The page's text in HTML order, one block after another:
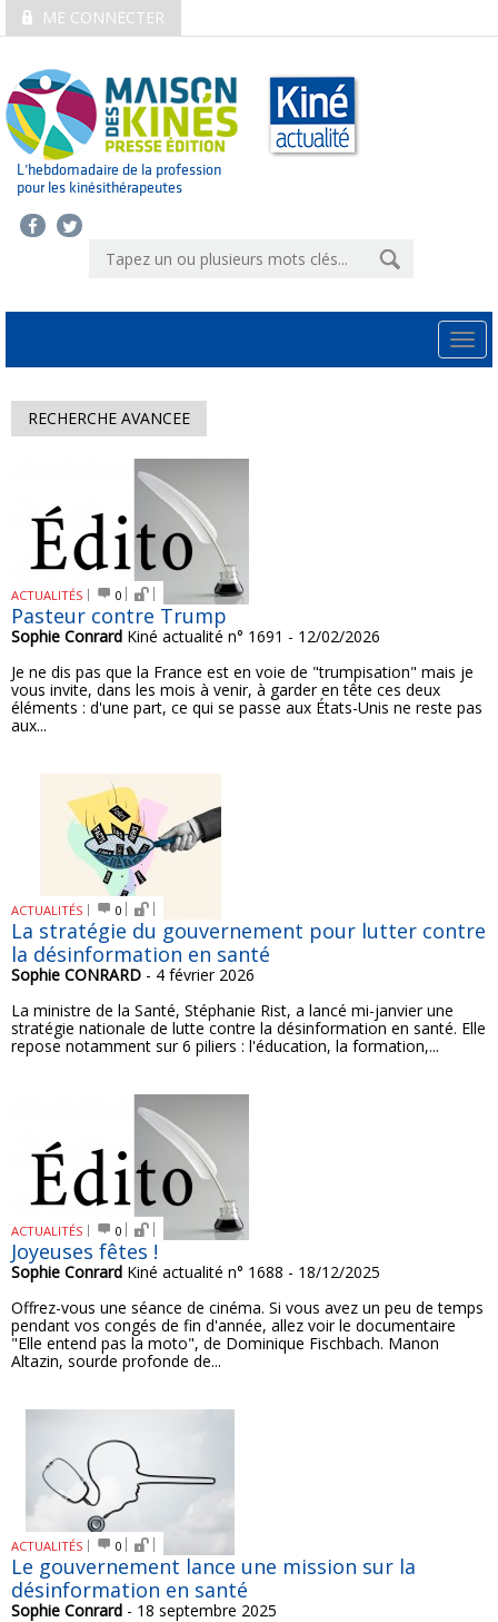
ME CONNECTER
L’hebdomadaire de la profession
pour les kinésithérapeutes
RECHERCHE AVANCEE
ACTUALITÉS 0
Pasteur contre Trump
Sophie Conrard Kiné actualité n° 1691 - 12/02/2026
Je ne dis pas que la France est en voie de "trumpisation" mais je
vous invite, dans les mois à venir, à garder en tête ces deux
éléments : d'une part, ce qui se passe aux États-Unis ne reste pas
aux...
ACTUALITÉS 0
La stratégie du gouvernement pour lutter contre
la désinformation en santé
Sophie CONRARD - 4 février 2026
La ministre de la Santé, Stéphanie Rist, a lancé mi-janvier une
stratégie nationale de lutte contre la désinformation en santé. Elle
repose notamment sur 6 piliers : l'éducation, la formation,...
ACTUALITÉS 0
Joyeuses fêtes !
Sophie Conrard Kiné actualité n° 1688 - 18/12/2025
Offrez-vous une séance de cinéma. Si vous avez un peu de temps
pendant vos congés de fin d'année, allez voir le documentaire
"Elle entend pas la moto", de Dominique Fischbach. Manon
Altazin, sourde profonde de...
ACTUALITÉS 0
Le gouvernement lance une mission sur la
désinformation en santé
Sophie Conrard - 18 septembre 2025